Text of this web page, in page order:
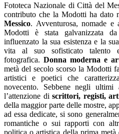
Fototeca Nazionale di Città del
contributo che la Modotti ha dato
Messico. Avventurosa, nomade
Modotti è stata galvanizzata
influenzato la sua esistenza e la
vita al suo sofisticato talento
fotografica. Donna moderna e
metà del secolo scorso la Modotti
artistici e poetici che
novecento. Sebbene negli
l’attenzione di scrittori, registi,
della maggior parte delle mostre,
ad essa dedicate, si sono
romantiche o sui rapporti con
politica o artistica della prima